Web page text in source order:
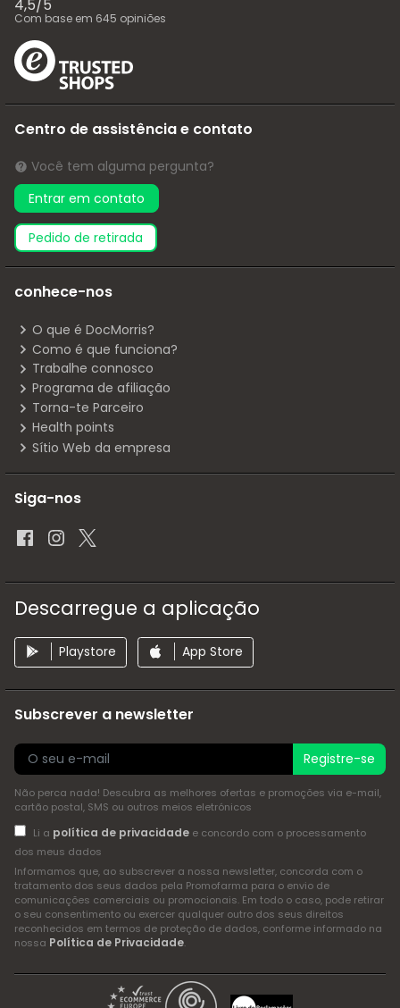
4,5/5
Com base em 645 opiniões
Centro de assistência e contato
Você tem alguma pergunta?
Entrar em contato
pedido de retirada
conhece-nos
O que é DocMorris?
Como é que funciona?
Trabalhe connosco
Programa de afiliação
Torna-te Parceiro
Health points
Sítio Web da empresa
Siga-nos
Descarregue a aplicação
Playstore App Store
Subscrever a newsletter
Registre-se
Não perca nada! Descubra as melhores ofertas e promoções via e-mail,
cartão postal, SMS ou outros meios eletrónicos
Li a política de privacidadee concordo com o processamento
dos meus dados
Informamos que, ao subscrever a nossa newsletter, concorda com o
tratamento dos seus dados pela Promofarma para o envio de
comunicações comerciais ou promocionais. Em todo o caso, pode retirar
o seu consentimento ou exercer qualquer outro dos seus direitos
reconhecidos em termos de proteção de dados, conforme informado na
nossa Política de Privacidade.